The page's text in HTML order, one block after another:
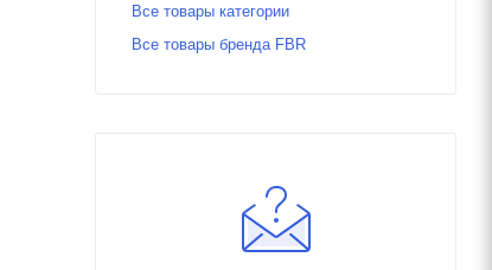
Все товары категории
Все товары бренда FBR